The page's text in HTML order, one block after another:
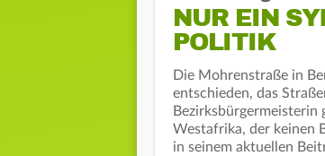
NUR EIN
POLITIK
Die Mohrenstraße in
entschieden, das
Bezirksbürgermeisterin
Westafrika, der keinen
in seinem aktuellen